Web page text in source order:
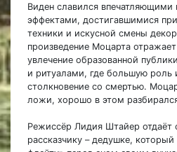
Виден славился впечатляющими
эффектами, достигавшимися
техники и искусной смены
произведение Моцарта
увлечение образованной
и ритуалами, где большую роль
столкновение со смертью.
ложи, хорошо в этом
Режиссёр Лидия Штайер отдаёт
рассказчику – дедушке,